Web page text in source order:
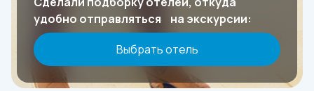
удобно отправляться на экскурсии:
Выбрать отель